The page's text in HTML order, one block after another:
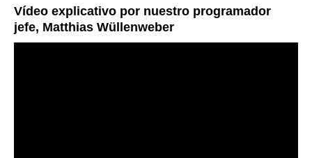
Vídeo explicativo por nuestro programador
jefe, Matthias Wüllenweber